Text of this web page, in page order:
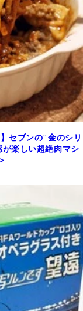
セブンの"金のシリ
楽しい超絶肉マシ